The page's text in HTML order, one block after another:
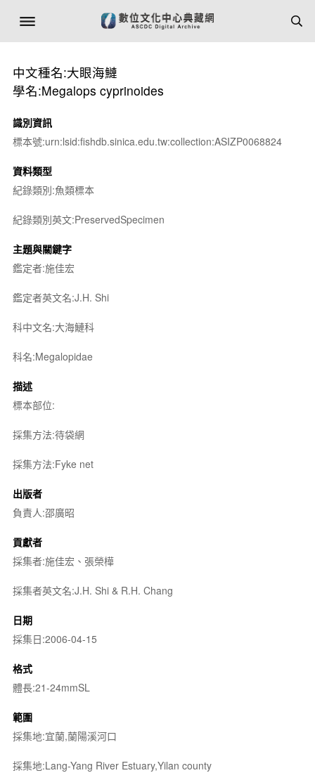
中文種名:大眼海鰱
學名:Megalops cyprinoides
識別資訊
標本號:urn:lsid:fishdb.sinica.edu.tw:collection:ASIZP0068824
資料類型
紀錄類別:魚類標本
紀錄類別英文:PreservedSpecimen
主題與關鍵字
鑑定者:施佳宏
鑑定者英文名:J.H. Shi
科中文名:大海鰱科
科名:Megalopidae
描述
標本部位:
採集方法:待袋網
採集方法:Fyke net
出版者
負責人:邵廣昭
貢獻者
採集者:施佳宏、張榮樺
採集者英文名:J.H. Shi & R.H. Chang
日期
採集日:2006-04-15
格式
體長:21-24mmSL
範圍
採集地:宜蘭,蘭陽溪河口
採集地:Lang-Yang River Estuary,Yilan county